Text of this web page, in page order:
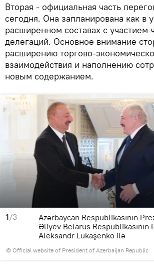
Вторая - официальная часть
сегодня. Она запланирована как в
расширенном составах с участием
делегаций. Основное внимание
расширению торгово-
взаимодействия и наполнению
новым содержанием.
1/3
© Official website of President of Azerbaijan Republic
Azərbaycan Respublikasının
Əliyev Belarus Respublikasının
Aleksandr Lukaşenko ilə